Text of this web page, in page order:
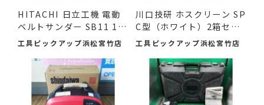
HITACHI 日立工機 電動
ベルトサンダー SB11 11
0mm ...
工具ピックアップ浜松宮竹店
川口技研 ホスクリーン SP
C型（ホワイト）2箱セ
ッ...
工具ピックアップ浜松宮竹店